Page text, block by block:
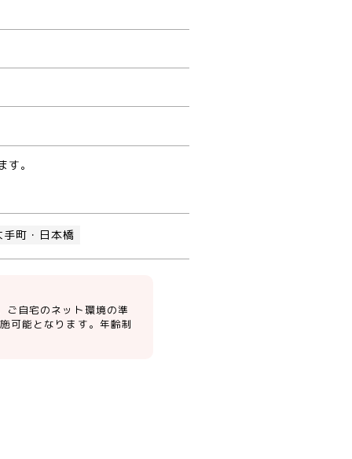
。
町・日本橋
ご自宅のネット環境の準
可能となります。年齢制